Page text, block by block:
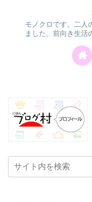
モノクロです。二人
ました。前向き生活